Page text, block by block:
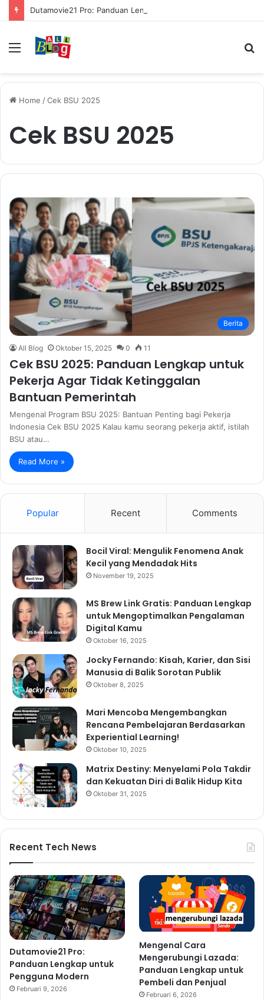
Menu
Home /Cek BSU 2025
Cek BSU 2025
Berita
All Blog Oktober 15, 2025 0 11
Cek BSU 2025: Panduan Lengkap untuk
Pekerja Agar Tidak Ketinggalan
Bantuan Pemerintah
Mengenal Program BSU 2025: Bantuan Penting bagi Pekerja
Indonesia Cek BSU 2025 Kalau kamu seorang pekerja aktif, istilah
BSU atau…
Read More »
Popular Recent Comments
Bocil Viral: Mengulik Fenomena Anak
Kecil yang Mendadak Hits
November 19, 2025
MS Brew Link Gratis: Panduan Lengkap
untuk Mengoptimalkan Pengalaman
Digital Kamu
Oktober 16, 2025
Jocky Fernando: Kisah, Karier, dan Sisi
Manusia di Balik Sorotan Publik
Oktober 8, 2025
Mari Mencoba Mengembangkan
Rencana Pembelajaran Berdasarkan
Experiential Learning!
Oktober 10, 2025
Matrix Destiny: Menyelami Pola Takdir
dan Kekuatan Diri di Balik Hidup Kita
Oktober 31, 2025
Recent Tech News
Dutamovie21 Pro:
Panduan Lengkap untuk
Pengguna Modern
Februari 9, 2026
Mengenal Cara
Mengerubungi Lazada:
Panduan Lengkap untuk
Pembeli dan Penjual
Februari 6, 2026